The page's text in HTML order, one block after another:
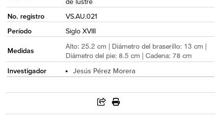
de lustre
No. registro
VS.AU.021
Período
Siglo XVIII
Medidas
Alto: 25.2 cm | Diámetro del braserillo: 13 cm |
Diámetro del pie: 8.5 cm | Cadena: 78 cm
Investigador Jesús Pérez Morera